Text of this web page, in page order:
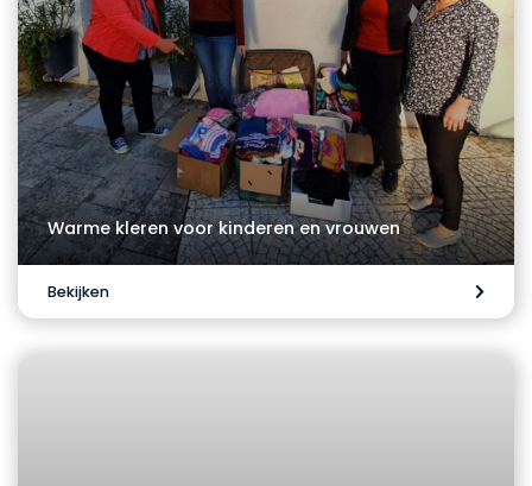
Warme kleren voor kinderen en vrouwen
Bekijken